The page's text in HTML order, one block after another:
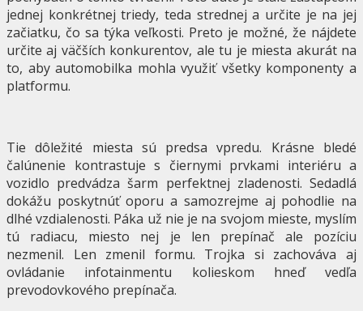
jednej konkrétnej triedy, teda strednej a určite je na jej
začiatku, čo sa týka veľkosti. Preto je možné, že nájdete
určite aj väčších konkurentov, ale tu je miesta akurát na
to, aby automobilka mohla využiť všetky komponenty a
platformu.
Tie dôležité miesta sú predsa vpredu. Krásne bledé
čalúnenie kontrastuje s čiernymi prvkami interiéru a
vozidlo predvádza šarm perfektnej zladenosti. Sedadlá
dokážu poskytnúť oporu a samozrejme aj pohodlie na
dlhé vzdialenosti. Páka už nie je na svojom mieste, myslím
tú radiacu, miesto nej je len prepínač ale pozíciu
nezmenil. Len zmenil formu. Trojka si zachováva aj
ovládanie infotainmentu kolieskom hneď vedľa
prevodovkového prepínača.